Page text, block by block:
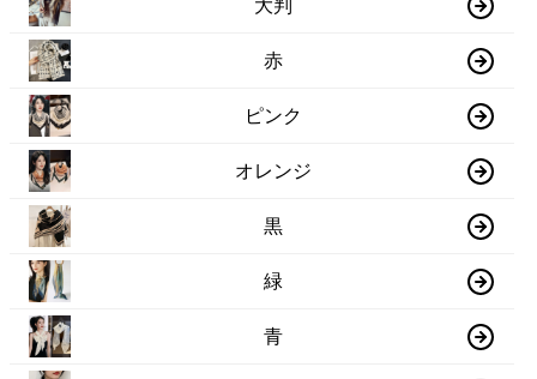
大判
赤
ピンク
オレンジ
黒
緑
青